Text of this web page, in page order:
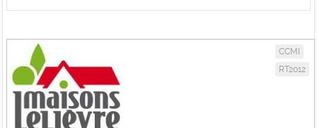
CCMI
RT2012